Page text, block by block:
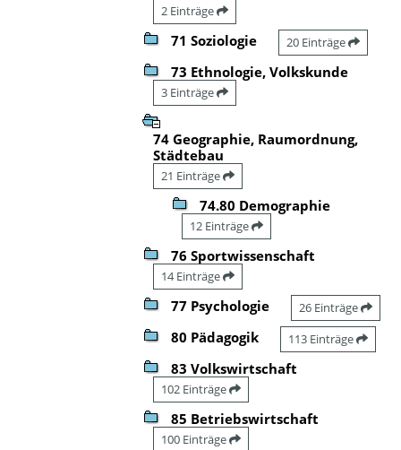
2 Einträge
71 Soziologie 20 Einträge
73 Ethnologie, Volkskunde
3 Einträge
74 Geographie, Raumordnung,
Städtebau
21 Einträge
74.80 Demographie
12 Einträge
76 Sportwissenschaft
14 Einträge
77 Psychologie 26 Einträge
80 Pädagogik 113 Einträge
83 Volkswirtschaft
102 Einträge
85 Betriebswirtschaft
100 Einträge